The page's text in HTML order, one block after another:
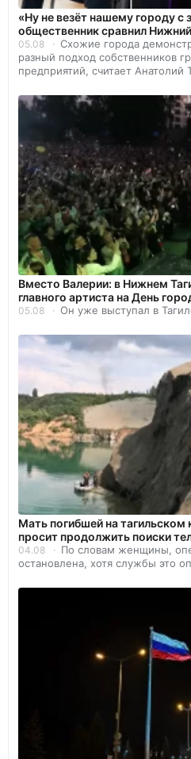
«Ну не везёт нашему городу с
общественник сравнил
05.08
Схожие города
разный подход собственников
предприятий, считает Анатолий
Вместо Валерии: в Нижнем
главного артиста на День
05.08 Он уже выступал в
Мать погибшей на
просит продолжить поиски
04.08
По словам женщины,
остановлена, хотя службы это